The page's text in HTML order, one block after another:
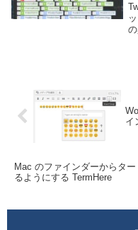
イ
Mac のファインダーからタ
るようにする TermHere